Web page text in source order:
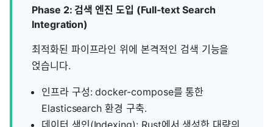
Phase 2: 검색 엔진 도입 (Full-text Search
Integration)
최적화된 파이프라인 위에 본격적인 검색 기능을
얹습니다.
인프라 구성: docker-compose를 통한
Elasticsearch 환경 구축.
데이터 색인(Indexing): Rust에서 생성한 대량의